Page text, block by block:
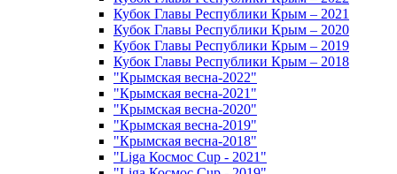
Кубок Главы Республики Крым – 2021
Кубок Главы Республики Крым – 2020
Кубок Главы Республики Крым – 2019
Кубок Главы Республики Крым – 2018
"Крымская весна-2022"
"Крымская весна-2021"
"Крымская весна-2020"
"Крымская весна-2019"
"Крымская весна-2018"
"Liga Космос Cup - 2021"